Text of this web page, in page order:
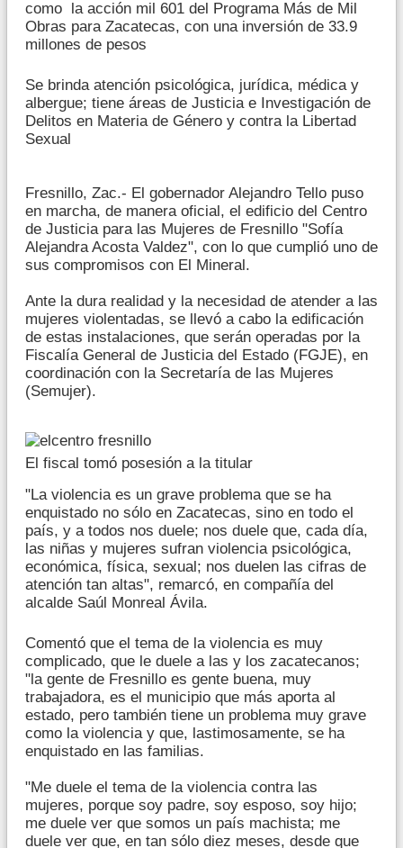
como la acción mil 601 del Programa Más de Mil
Obras para Zacatecas, con una inversión de 33.9
millones de pesos
Se brinda atención psicológica, jurídica, médica y
albergue; tiene áreas de Justicia e Investigación de
Delitos en Materia de Género y contra la Libertad
Sexual
Fresnillo, Zac.- El gobernador Alejandro Tello puso
en marcha, de manera oficial, el edificio del Centro
de Justicia para las Mujeres de Fresnillo "Sofía
Alejandra Acosta Valdez", con lo que cumplió uno de
sus compromisos con El Mineral.
Ante la dura realidad y la necesidad de atender a las
mujeres violentadas, se llevó a cabo la edificación
de estas instalaciones, que serán operadas por la
Fiscalía General de Justicia del Estado (FGJE), en
coordinación con la Secretaría de las Mujeres
(Semujer).
El fiscal tomó posesión a la titular
"La violencia es un grave problema que se ha
enquistado no sólo en Zacatecas, sino en todo el
país, y a todos nos duele; nos duele que, cada día,
las niñas y mujeres sufran violencia psicológica,
económica, física, sexual; nos duelen las cifras de
atención tan altas", remarcó, en compañía del
alcalde Saúl Monreal Ávila.
Comentó que el tema de la violencia es muy
complicado, que le duele a las y los zacatecanos;
"la gente de Fresnillo es gente buena, muy
trabajadora, es el municipio que más aporta al
estado, pero también tiene un problema muy grave
como la violencia y que, lastimosamente, se ha
enquistado en las familias.
"Me duele el tema de la violencia contra las
mujeres, porque soy padre, soy esposo, soy hijo;
me duele ver que somos un país machista; me
duele ver que, en tan sólo diez meses, desde que